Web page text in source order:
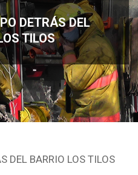
DETRÁS DEL
TILOS
DEL BARRIO LOS TILOS